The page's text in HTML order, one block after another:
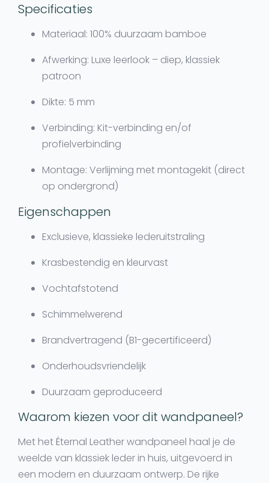
Specificaties
Materiaal: 100% duurzaam bamboe
Afwerking: Luxe leerlook – diep, klassiek
patroon
Dikte: 5 mm
Verbinding: Kit-verbinding en/of
profielverbinding
Montage: Verlijming met montagekit (direct
op ondergrond)
Eigenschappen
Exclusieve, klassieke lederuitstraling
Krasbestendig en kleurvast
Vochtafstotend
Schimmelwerend
Brandvertragend (B1-gecertificeerd)
Onderhoudsvriendelijk
Duurzaam geproduceerd
Waarom kiezen voor dit wandpaneel?
Met het Éternal Leather wandpaneel haal je de
weelde van klassiek leder in huis, uitgevoerd in
een modern en duurzaam ontwerp. De rijke